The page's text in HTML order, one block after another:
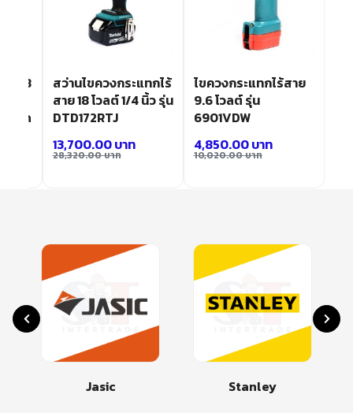
ย 18
นาด
สว่านไขควงกระแทกไร้
สาย 18 โวลต์ 1/4 นิ้ว รุ่น
DTD172RTJ
28,320.00บาท
13,700.00บาท
ไขควงกระแทกไร้สาย
9.6 โวลต์ รุ่น
6901VDW
10,020.00บาท
4,850.00บาท
Jasic Stanley